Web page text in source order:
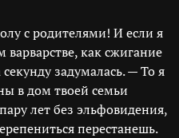
с родителями! И если я
как сжигание
задумалась. — То я
в дом твоей семьи
лет без эльфовидения,
перестанешь.